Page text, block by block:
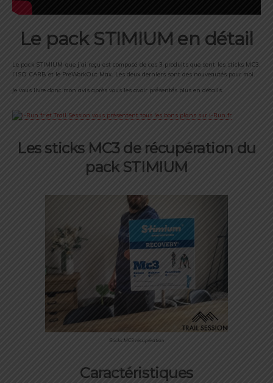
Le pack STIMIUM en détail
Le pack STIMIUM que j’ai reçu est composé de ces 3 produits que sont les sticks MC3,
l’ISO CARB et le PreWorkOut Max. Les deux derniers sont des nouveautés pour moi.
Je vous livre donc mon avis après vous les avoir présentés plus en détails.
Les sticks MC3 de récupération du
pack STIMIUM
Sticks MC3 récupération
Caractéristiques